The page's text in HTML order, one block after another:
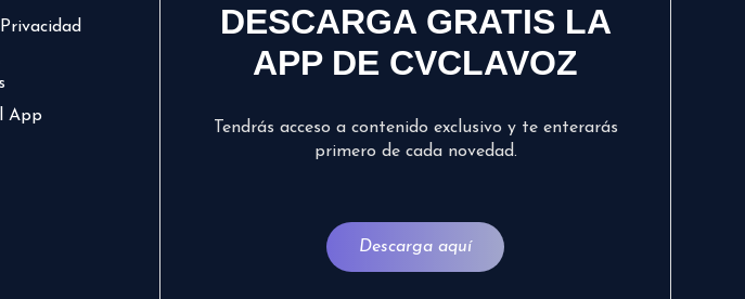
App
DESCARGA GRATIS LA
APP DE CVCLAVOZ
Tendrás acceso a contenido exclusivo y te enterarás
primero de cada novedad.
Descarga aquí